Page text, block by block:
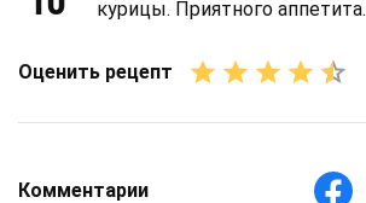
курицы. Приятного аппетита.
Оценить рецепт
Комментарии